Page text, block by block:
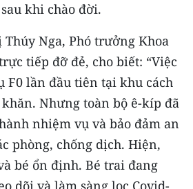
khi chào đời.
Thúy Nga, Phó trưởng Khoa
tiếp đỡ đẻ, cho biết: “Việc
F0 lần đầu tiên tại khu cách
Nhưng toàn bộ ê-kíp đã
nhiệm vụ và bảo đảm an
phòng, chống dịch. Hiện,
bé ổn định. Bé trai đang
dõi và làm sàng lọc Covid-